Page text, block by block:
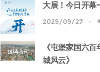
大展！今日开幕~
2025/09/27
《屯堡家国六
城风云》